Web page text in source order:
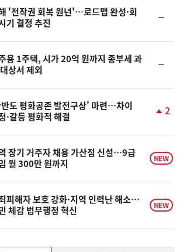
'전작권 회복 원년'…로드맵 완성·회
기 결정 추진
일
용 1주택, 시가 20억 원까지 종부세 과
상서 제외
일
도 평화공존 발전구상' 마련…차이
·갈등 평화적 해결
상
승
2
장기 거주자 채용 가산점 신설…9급
월 300만 원까지
NEW
피해자 보호 강화·지역 인력난 해소…
체감 법무행정 혁신
NEW